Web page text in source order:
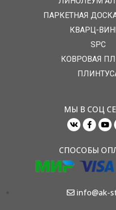
ПАРКЕТНАЯ
КВАРЦ-
SPC
КОВРОВАЯ
МЫ В СОЦ
СПОСОБЫ
info@ak-